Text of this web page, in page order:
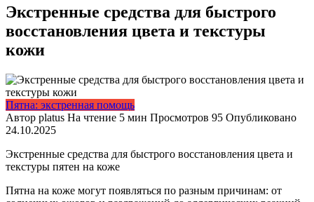
Экстренные средства для быстрого
восстановления цвета и текстуры
кожи
Пятна: экстренная помощь
Автор platus На чтение 5 мин Просмотров 95 Опубликовано
24.10.2025
Экстренные средства для быстрого восстановления цвета и
текстуры пятен на коже
Пятна на коже могут появляться по разным причинам: от